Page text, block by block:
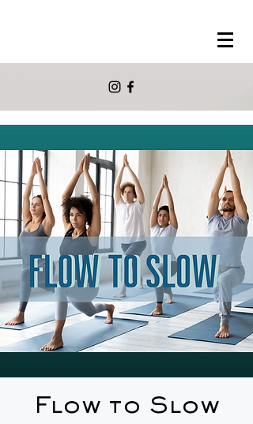
Flow to Slow